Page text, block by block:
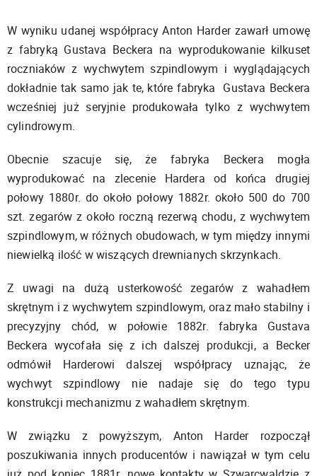
W wyniku udanej współpracy Anton Harder zawarł umowę
z fabryką Gustava Beckera na wyprodukowanie kilkuset
roczniaków z wychwytem szpindlowym i wyglądających
dokładnie tak samo jak te, które fabryka Gustava Beckera
wcześniej już seryjnie produkowała tylko z wychwytem
cylindrowym.
Obecnie szacuje się, że fabryka Beckera mogła
wyprodukować na zlecenie Hardera od końca drugiej
połowy 1880r. do około połowy 1882r. około 500 do 700
szt. zegarów z około roczną rezerwą chodu, z wychwytem
szpindlowym, w różnych obudowach, w tym między innymi
niewielką ilość w wiszących drewnianych skrzynkach.
Z uwagi na dużą usterkowość zegarów z wahadłem
skrętnym i z wychwytem szpindlowym, oraz mało stabilny i
precyzyjny chód, w połowie 1882r. fabryka Gustava
Beckera wycofała się z ich dalszej produkcji, a Becker
odmówił Harderowi dalszej współpracy uznając, że
wychwyt szpindlowy nie nadaje się do tego typu
konstrukcji mechanizmu z wahadłem skrętnym.
W związku z powyższym, Anton Harder rozpoczął
poszukiwania innych producentów i nawiązał w tym celu